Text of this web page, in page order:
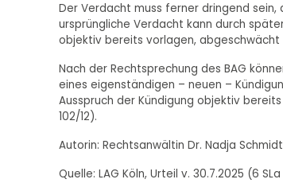
Der Verdacht muss ferner dringend
ursprüngliche Verdacht kann durch
objektiv bereits vorlagen,
Nach der Rechtsprechung des BAG
eines eigenständigen – neuen –
Ausspruch der Kündigung objektiv
102/12).
Autorin: Rechtsanwältin Dr. Nadja
Quelle: LAG Köln, Urteil v. 30.7.2025 (6